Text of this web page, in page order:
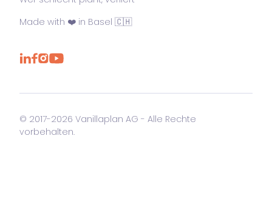
Made with ❤️ in Basel 🇨🇭
© 2017-2026 Vanillaplan AG - Alle Rechte
vorbehalten.